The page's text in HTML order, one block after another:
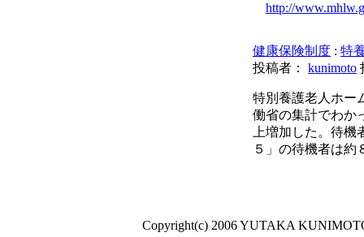
http://
健康保険制度 : 特
投稿者： kunimoto
特別養護老人ホー
働省の集計でわか
上増加した。待
５」の待機者は約
Copyright(c) 2006 YUTAKA